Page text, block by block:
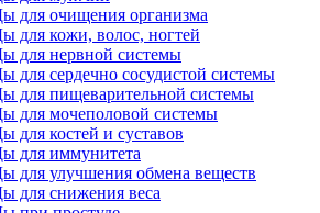
для очищения организма
для кожи, волос, ногтей
для нервной системы
для сердечно сосудистой системы
для пищеварительной системы
для мочеполовой системы
для костей и суставов
для иммунитета
для улучшения обмена веществ
для снижения веса